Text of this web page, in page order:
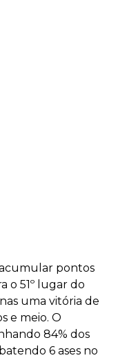
pontos
o 51º lugar do
uma vitória de
e meio. O
84% dos
6 ases no